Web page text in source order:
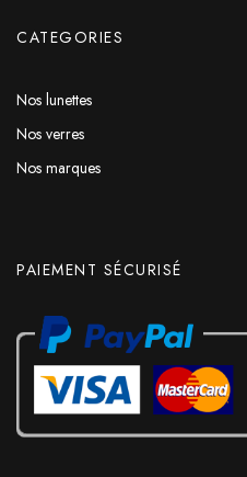
CATEGORIES
Nos lunettes
Nos verres
Nos marques
PAIEMENT SÉCURISÉ